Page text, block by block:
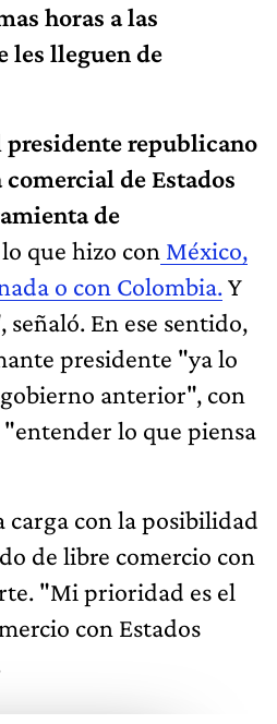
horas a las
les lleguen de
presidente republicano
de Estados
de
que hizo con México,
o con Colombia.Y
En ese sentido,
presidente "ya lo
anterior", con
lo que piensa
carga con la posibilidad
de libre comercio con
"Mi prioridad es el
con Estados